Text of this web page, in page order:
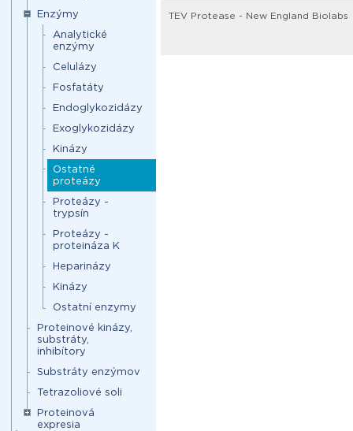
Enzýmy
Analytické
enzýmy
Celulázy
Fosfatáty
Endoglykozidázy
Exoglykozidázy
Kinázy
Ostatné
proteázy
Proteázy -
trypsín
Proteázy -
proteináza K
Heparinázy
Kinázy
Ostatní enzymy
Proteinové kinázy,
substráty,
inhibítory
Substráty enzýmov
Tetrazoliové soli
Proteinová
expresia
TEV Protease - New England Biolabs